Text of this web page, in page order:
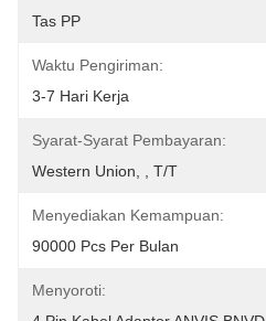
Tas PP
Waktu Pengiriman:
3-7 Hari Kerja
Syarat-Syarat Pembayaran:
Western Union, , T/T
Menyediakan Kemampuan:
90000 Pcs Per Bulan
Menyoroti: